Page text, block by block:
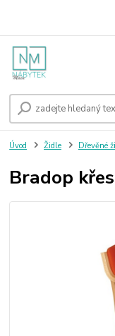
Úvod Židle Dřevěné
Bradop